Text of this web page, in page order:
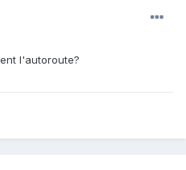
l'autoroute?